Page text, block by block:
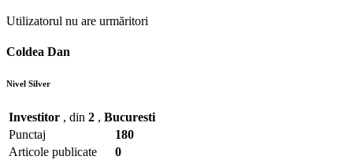
Utilizatorul nu are urmăritori
Coldea Dan
Nivel Silver
Investitor , din 2 , Bucuresti
Punctaj
180
Articole publicate
0